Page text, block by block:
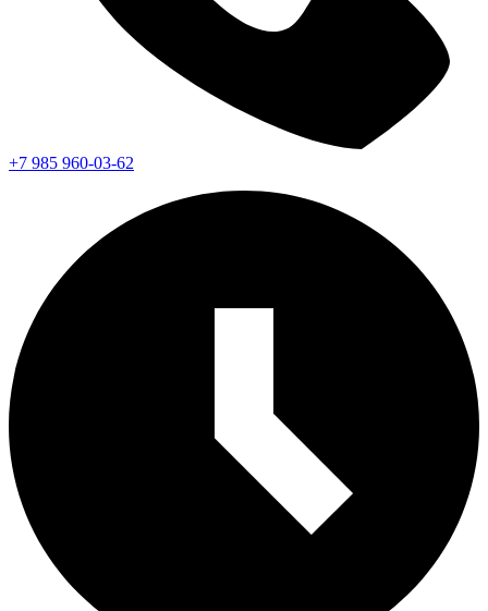
+7 985 960-03-62